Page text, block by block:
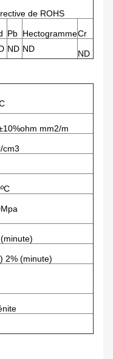
de ROHS
Pb HectogrammeCr
ND ND ND
mm2/m
cm3
2% (minute)